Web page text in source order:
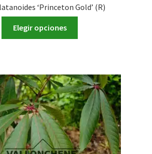
‘Princeton Gold’ (R)
Elegir opciones
variantes.
Las
opciones
se
pueden
elegir
en